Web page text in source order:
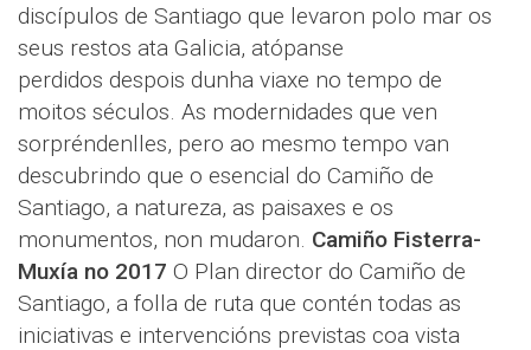
discípulos de Santiago que levaron polo mar os
seus restos ata Galicia, atópanse
perdidos despois dunha viaxe no tempo de
moitos séculos. As modernidades que ven
sorpréndenlles, pero ao mesmo tempo van
descubrindo que o esencial do Camiño de
Santiago, a natureza, as paisaxes e os
monumentos, non mudaron. Camiño Fisterra-
Muxía no 2017 O Plan director do Camiño de
Santiago, a folla de ruta que contén todas as
iniciativas e intervencións previstas coa vista